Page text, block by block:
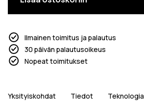
Ilmainen toimitus ja palautus
30 päivän palautusoikeus
Nopeat toimitukset
Yksityiskohdat Tiedot Teknologia